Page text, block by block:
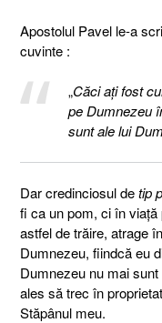
Apostolul Pavel le-a
cuvinte :
„Căci aţi fost
pe Dumnezeu
sunt ale lui
Dar credinciosul detip
fi ca un pom, ci în
astfel de trăire, atrage
Dumnezeu, fiindcă eu
Dumnezeu nu mai
ales să trec în
Stăpânul meu.